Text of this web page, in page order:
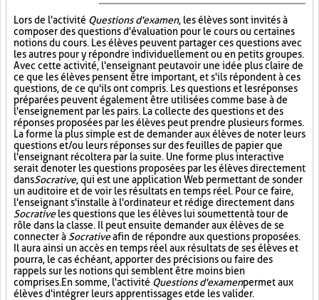
Lors de l'activité Questions d'examen, les élèves sont invités à
composer des questions d'évaluation pour le cours ou certaines
notions du cours. Les élèves peuvent partager ces questions avec
les autres pour y répondre individuellement ou en petits groupes.
Avec cette activité, l'enseignant peut avoir une idée plus claire de
ce que les élèves pensent être important, et s'ils répondent à ces
questions, de ce qu'ils ont compris. Les questions et les réponses
préparées peuvent également être utilisées comme base à de
l'enseignement par les pairs. La collecte des questions et des
réponses proposées par les élèves peut prendre plusieurs formes.
La forme la plus simple est de demander aux élèves de noter leurs
questions et/ou leurs réponses sur des feuilles de papier que
l'enseignant récoltera par la suite. Une forme plus interactive
serait de noter les questions proposées par les élèves directement
dansSocrative, qui est une application Web permettant de sonder
un auditoire et de voir les résultats en temps réel. Pour ce faire,
l'enseignant s'installe à l'ordinateur et rédige directement dans
Socrativeles questions que les élèves lui soumettent à tour de
rôle dans la classe. Il peut ensuite demander aux élèves de se
connecter à Socrativeafin de répondre aux questions proposées.
Il aura ainsi un accès en temps réel aux résultats de ses élèves et
pourra, le cas échéant, apporter des précisions ou faire des
rappels sur les notions qui semblent être moins bien
comprises. En somme, l'activité Questions d'examenpermet aux
élèves d'intégrer leurs apprentissages et de les valider.